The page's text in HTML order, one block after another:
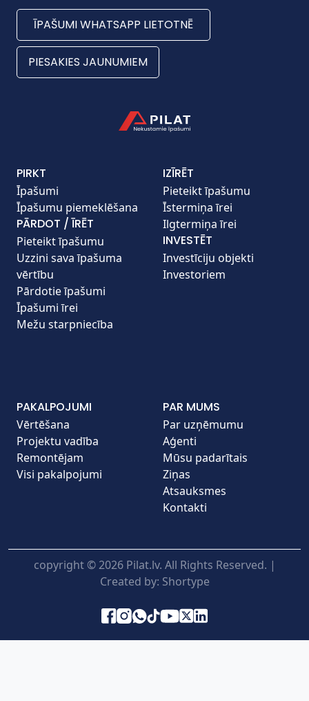
PIRKT
Īpašumi
Īpašumu piemeklēšana
PĀRDOT / ĪRĒT
Pieteikt īpašumu
Uzzini sava īpašuma
vērtību
Pārdotie īpašumi
Īpašumi īrei
Mežu starpniecība
IZĪRĒT
Pieteikt īpašumu
Īstermiņa īrei
Ilgtermiņa īrei
INVESTĒT
Investīciju objekti
Investoriem
PAKALPOJUMI
Vērtēšana
Projektu vadība
Remontējam
Visi pakalpojumi
PAR MUMS
Par uzņēmumu
Aģenti
Mūsu padarītais
Ziņas
Atsauksmes
Kontakti
ĪPAŠUMI WHATSAPP LIETOTNĒ
PIESAKIES JAUNUMIEM
copyright © 2026 Pilat.lv. All Rights Reserved. |
Created by: Shortype